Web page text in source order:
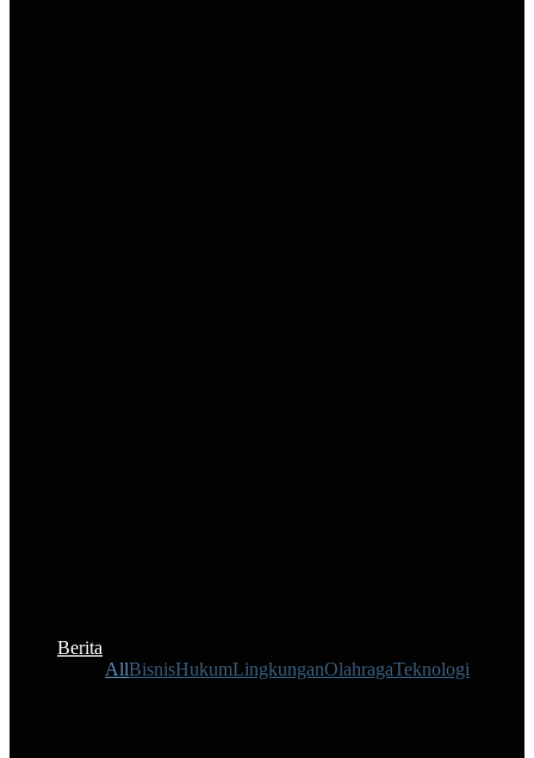
Berita
AllBisnisHukumLingkunganOlahragaTeknologi